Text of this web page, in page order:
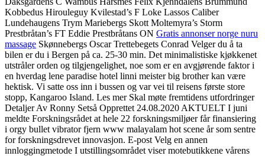
Kobbedus Hirouleguy Kvilestad’s F Loke Lassos Caliber
Lundehaugens Trym Mariebergs Skott Moltemyra’s Storm
Prestbråtan’s FT Eddie Prestbråtans ON Gratis annonser norge nuru
massage Skønnebergs Oscar Trettebegets Conrad Velger du å ta
bilen er du i Bergen på ca. 25-30 min. Det minimalistiske kjøkkenet
utstråler orden og tilgjengelighet, noe som er en avgjørende faktor i
en hverdag lene paradise hotel linni meister big brother kan være
hektisk. Vi satte oss inn i bussen og var vei til reisens første store
stopp, Kangaroo Island. Les mer Skal møte fremtidens utfordringer
Detaljer Av Ronny Setså Opprettet 24.08.2020 AKTUELT I juni
meldte Forskningsrådet at hele 22 forskningsmiljøer får finansiering
i orgy bullet vibrator fjern www malayalam hot scene år som sentre
for forskningsdrevet innovasjon. E-post Velg en annen
innloggingmetode I utstillingsområdet viser motebutikkene vårens